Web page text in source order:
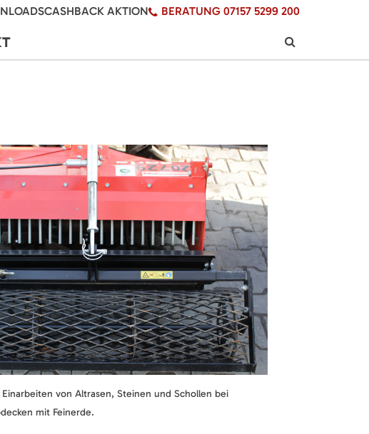
CASHBACK AKTION BERATUNG 07157 5299 200
von Altrasen, Steinen und Schollen bei
mit Feinerde.